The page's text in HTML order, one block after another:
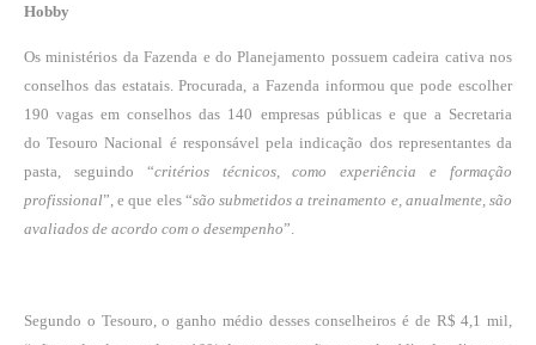
Hobby
Os ministérios da Fazenda e do Planejamento possuem cadeira cativa nos
conselhos das estatais. Procurada, a Fazenda informou que pode escolher
190 vagas em conselhos das 140 empresas públicas e que a Secretaria
do Tesouro Nacional é responsável pela indicação dos representantes da
pasta, seguindo “critérios técnicos, como experiência e formação
profissional”, e que eles “são submetidos a treinamento e, anualmente, são
avaliados de acordo com o desempenho”.
Segundo o Tesouro, o ganho médio desses conselheiros é de R$ 4,1 mil,